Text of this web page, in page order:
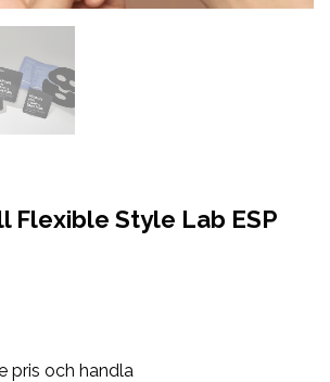
Flexible Style Lab ESP
pris och handla